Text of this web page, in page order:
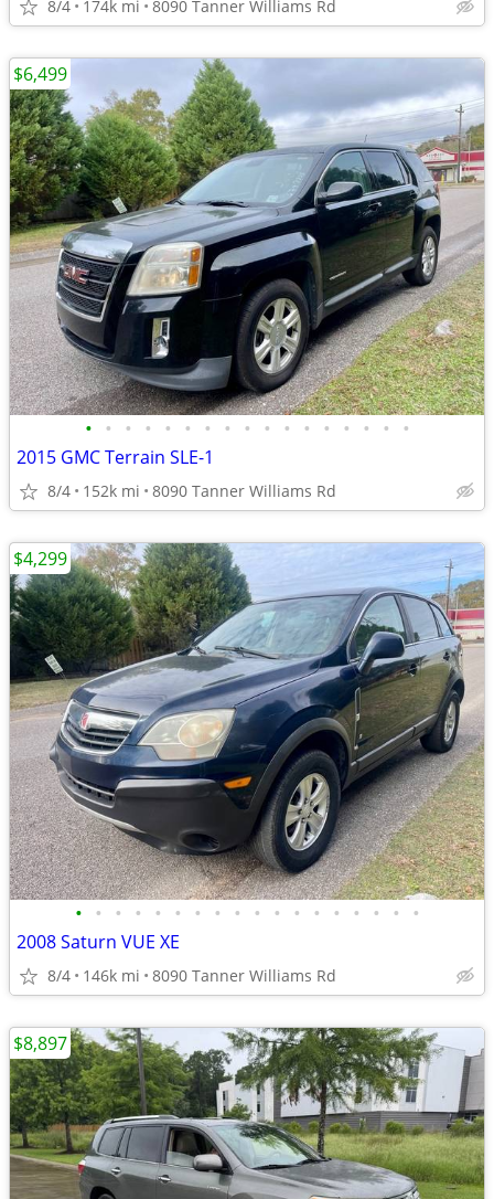
8/4 174k mi 8090 Tanner Williams Rd
• • • • • • • • • • • • • • • • •
2015 GMC Terrain SLE-1
8/4 152k mi 8090 Tanner Williams Rd
$6,499
• • • • • • • • • • • • • • • • • •
2008 Saturn VUE XE
8/4 146k mi 8090 Tanner Williams Rd
$4,299
$8,897